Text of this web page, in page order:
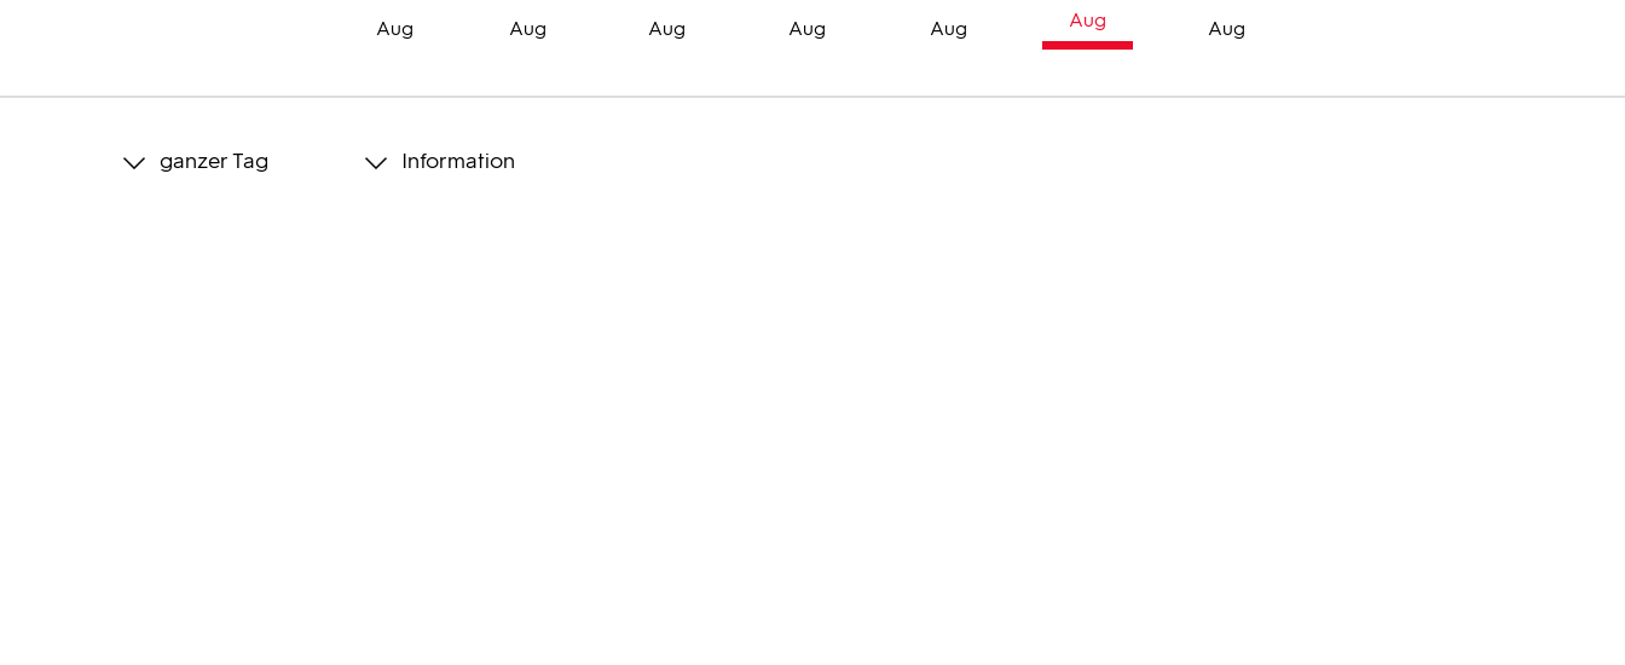
Aug Aug Aug Aug Aug Aug Aug
ganzer Tag Information